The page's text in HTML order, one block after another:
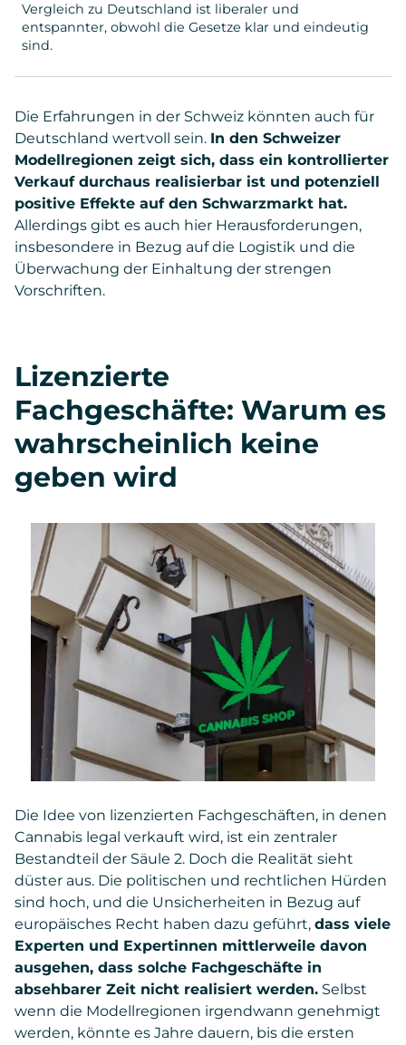
Vergleich zu Deutschland ist liberaler und
entspannter, obwohl die Gesetze klar und eindeutig
sind.
Die Erfahrungen in der Schweiz könnten auch für
Deutschland wertvoll sein. In den Schweizer
Modellregionen zeigt sich, dass ein kontrollierter
Verkauf durchaus realisierbar ist und potenziell
positive Effekte auf den Schwarzmarkt hat.
Allerdings gibt es auch hier Herausforderungen,
insbesondere in Bezug auf die Logistik und die
Überwachung der Einhaltung der strengen
Vorschriften.
Lizenzierte
Fachgeschäfte: Warum es
wahrscheinlich keine
geben wird
Die Idee von lizenzierten Fachgeschäften, in denen
Cannabis legal verkauft wird, ist ein zentraler
Bestandteil der Säule 2. Doch die Realität sieht
düster aus. Die politischen und rechtlichen Hürden
sind hoch, und die Unsicherheiten in Bezug auf
europäisches Recht haben dazu geführt, dass viele
Experten und Expertinnen mittlerweile davon
ausgehen, dass solche Fachgeschäfte in
absehbarer Zeit nicht realisiert werden. Selbst
wenn die Modellregionen irgendwann genehmigt
werden, könnte es Jahre dauern, bis die ersten